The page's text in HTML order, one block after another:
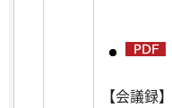
【会議録】